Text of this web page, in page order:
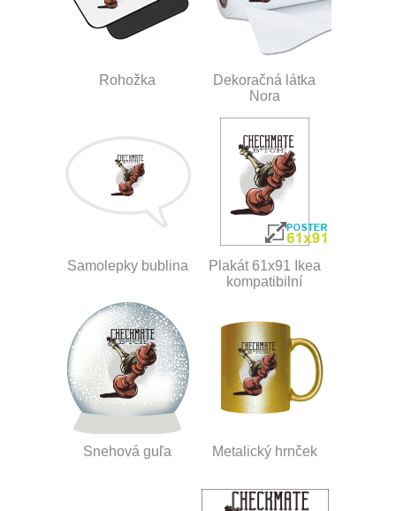
Rohožka
Dekoračná látka
Nora
Samolepky bublina
Plakát 61x91 Ikea
kompatibilní
Snehová guľa Metalický hrnček